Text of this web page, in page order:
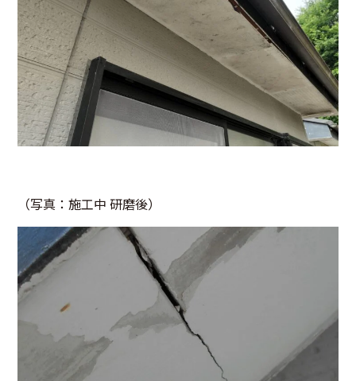
（写真：施工中 研磨後）